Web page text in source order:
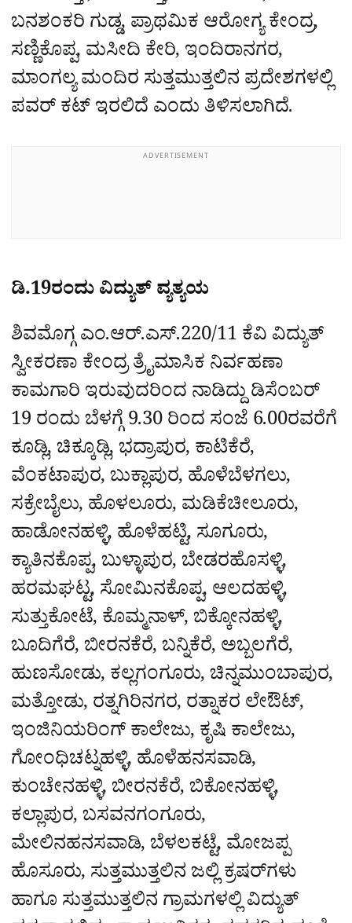
ಬನಶಂಕರಿ ಗುಡ್ಡ, ಪ್ರಾಥಮಿಕ ಆರೋಗ್ಯ ಕೇಂದ್ರ,
ಸಣ್ಣಿಕೊಪ್ಪ, ಮಸೀದಿ ಕೇರಿ, ಇಂದಿರಾನಗರ,
ಮಾಂಗಲ್ಯ ಮಂದಿರ ಸುತ್ತಮುತ್ತಲಿನ ಪ್ರದೇಶಗಳಲ್ಲಿ
ಪವರ್‌ ಕಟ್‌ ಇರಲಿದೆ ಎಂದು ತಿಳಿಸಲಾಗಿದೆ.
ADVERTISEMENT
ಡಿ.19ರಂದು ವಿದ್ಯುತ್ ವ್ಯತ್ಯಯ
ಶಿವಮೊಗ್ಗ ಎಂ.ಆರ್.ಎಸ್.220/11 ಕೆವಿ ವಿದ್ಯುತ್
ಸ್ವೀಕರಣಾ ಕೇಂದ್ರ ತ್ರೈಮಾಸಿಕ ನಿರ್ವಹಣಾ
ಕಾಮಗಾರಿ ಇರುವುದರಿಂದ ನಾಡಿದ್ದು ಡಿಸೆಂಬರ್‌
19 ರಂದು ಬೆಳಗ್ಗೆ 9.30 ರಿಂದ ಸಂಜೆ 6.00ರವರೆಗೆ
ಕೂಡ್ಲಿ, ಚಿಕ್ಕೂಡ್ಲಿ, ಭದ್ರಾಪುರ, ಕಾಟಿಕೆರೆ,
ವೆಂಕಟಾಪುರ, ಬುಕ್ಲಾಪುರ, ಹೊಳೆಬೆಳಗಲು,
ಸಕ್ರೇಬೈಲು, ಹೊಳಲೂರು, ಮಡಿಕೆಚೀಲೂರು,
ಹಾಡೋನಹಳ್ಳಿ, ಹೊಳೆಹಟ್ಟಿ, ಸೂಗೂರು,
ಕ್ಯಾತಿನಕೊಪ್ಪ, ಬುಳ್ಳಾಪುರ, ಬೇಡರಹೊಸಳ್ಳಿ,
ಹರಮಘಟ್ಟ, ಸೋಮಿನಕೊಪ್ಪ, ಆಲದಹಳ್ಳಿ,
ಸುತ್ತುಕೋಟೆ, ಕೊಮ್ಮನಾಳ್, ಬಿಕ್ಕೋನಹಳ್ಳಿ,
ಬೂದಿಗೆರೆ, ಬೀರನಕೆರೆ, ಬನ್ನಿಕೆರೆ, ಅಬ್ಬಲಗೆರೆ,
ಹುಣಸೋಡು, ಕಲ್ಲಗಂಗೂರು, ಚಿನ್ನಮುಂಬಾಪುರ,
ಮತ್ತೋಡು, ರತ್ನಗಿರಿನಗರ, ರತ್ನಾಕರ ಲೇಔಟ್,
ಇಂಜಿನಿಯರಿಂಗ್ ಕಾಲೇಜು, ಕೃಷಿ ಕಾಲೇಜು,
ಗೋಂಧಿಚಟ್ನಹಳ್ಳಿ, ಹೊಳೆಹನಸವಾಡಿ,
ಕುಂಚೇನಹಳ್ಳಿ, ಬೀರನಕೆರೆ, ಬಿಕೋನಹಳ್ಳಿ,
ಕಲ್ಲಾಪುರ, ಬಸವನಗಂಗೂರು,
ಮೇಲಿನಹನಸವಾಡಿ, ಬೆಳಲಕಟ್ಟೆ, ಮೋಜಪ್ಪ
ಹೊಸೂರು, ಸುತ್ತಮುತ್ತಲಿನ ಜಲ್ಲಿ ಕ್ರಷರ್‌ಗಳು
ಹಾಗೂ ಸುತ್ತಮುತ್ತಲಿನ ಗ್ರಾಮಗಳಲ್ಲಿ ವಿದ್ಯುತ್